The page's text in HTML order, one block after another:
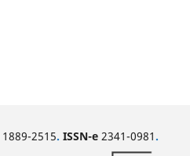
1889-2515. ISSN-e 2341-0981 .